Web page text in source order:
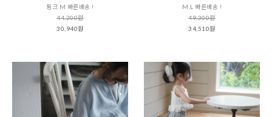
핑크 M 빠른배송 !
44,200원
30,940원
M,L 빠른배송 !
49,300원
34,510원